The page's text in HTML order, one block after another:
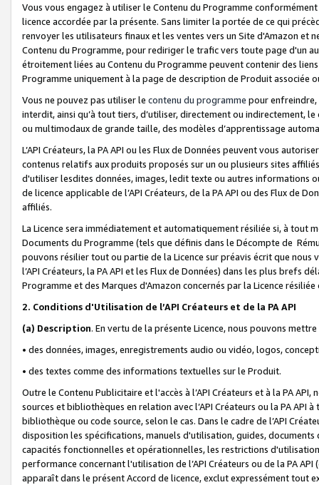
Vous vous engagez à utiliser le Contenu du Programme
licence accordée par la présente. Sans limiter la portée de ce qui
renvoyer les utilisateurs finaux et les ventes vers un Site d'Amazon et
Contenu du Programme, pour rediriger le trafic vers toute page d'un
étroitement liées au Contenu du Programme peuvent contenir des
Programme uniquement à la page de description de Produit associée
Vous ne pouvez pas utiliser le contenu du programme pour
interdit, ainsi qu’à tout tiers, d’utiliser, directement ou indirectement,
ou multimodaux de grande taille, des modèles d’apprentissage
L’API Créateurs, la PA API ou les Flux de Données peuvent vous
contenus relatifs aux produits proposés sur un ou plusieurs sites
d'utiliser lesdites données, images, ledit texte ou autres informations
de licence applicable de l’API Créateurs, de la PA API ou des Flux de
affiliés.
La Licence sera immédiatement et automatiquement résiliée si, à
Documents du Programme (tels que définis dans le Décompte de
pouvons résilier tout ou partie de la Licence sur préavis écrit que
l’API Créateurs, la PA API et les Flux de Données) dans les plus
Programme et des Marques d'Amazon concernés par la Licence
2. Conditions d'Utilisation de l’API Créateurs et de la PA API
(a) Description. En vertu de la présente Licence, nous pouvons
• des données, images, enregistrements audio ou vidéo, logos,
• des textes comme des informations textuelles sur le Produit.
Outre le Contenu Publicitaire et l'accès à l’API Créateurs et à la PA
sources et bibliothèques en relation avec l’API Créateurs ou la PA
bibliothèque ou code source, selon le cas. Dans le cadre de l’API
disposition les spécifications, manuels d'utilisation, guides,
capacités fonctionnelles et opérationnelles, les restrictions
performance concernant l'utilisation de l’API Créateurs ou de la PA
apparaît dans le présent Accord de licence, exclut expressément tout